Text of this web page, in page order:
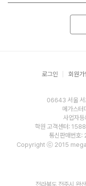
로그인 회원가
06643 서울 서
메가스터
사업자
학원 고객센터:
통신판매번
Copyright ⓒ 2015
전라북도 전주시 완